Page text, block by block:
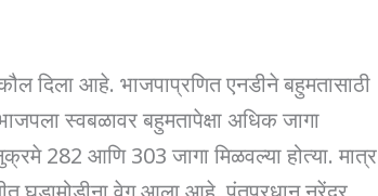
आहे. भाजपाप्रणित एनडीने बहुमतासाठी
स्वबळावर बहुमतापेक्षा अधिक जागा
282 आणि 303 जागा मिळवल्या होत्या. मात्र
घडामोडीना वेग आला आहे. पंतप्रधान नरेंद्र